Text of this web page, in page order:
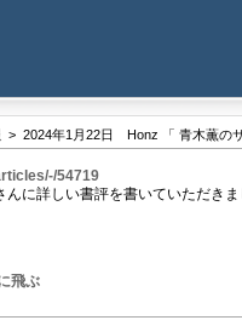
> 2024年1月22日 Honz 「 青木薫の
54719
んに詳しい書評を書いていただき
飛ぶ